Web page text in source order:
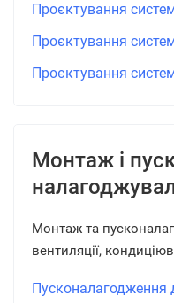
Проєктування
Проєктування
Проєктування
Монтаж і
Монтаж та
вентиляції,
Пусконалагодження